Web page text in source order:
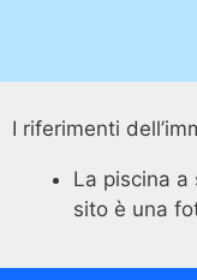
I riferimenti
La piscina
sito è una